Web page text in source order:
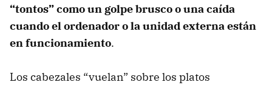
“tontos” como un golpe brusco o una caída
cuando el ordenador o la unidad externa están
en funcionamiento.
Los cabezales “vuelan” sobre los platos